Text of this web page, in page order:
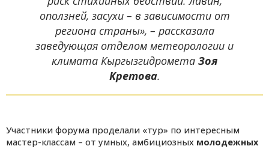
оползней, засухи – в зависимости от
региона страны», – рассказала
заведующая отделом метеорологии и
климата Кыргызгидромета Зоя
Кретова.
Участники форума проделали «тур» по интересным
мастер-классам – от умных, амбициозных молодежных